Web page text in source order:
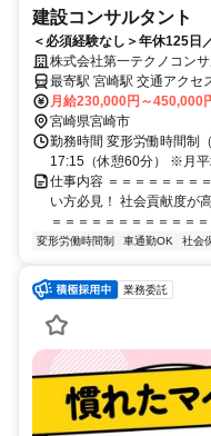
建設コンサルタント
＜必須経験なし＞年休125日
い福利厚生
株式会社第一テクノコン
最寄駅 宮崎駅 交通アクセス JR各線「宮崎駅」から車で約3分 ※車通
勤OK（無料駐車場完備）
月給230,000円～450,000
宮崎県宮崎市
勤務時間 変形労働時間制
17:15（休憩60分） ※月
仕事内容 ＝＝＝＝＝＝＝
い方必見！ 社会貢献度が
＝＝＝＝＝＝＝＝＝＝＝
変形労働時間制 車通勤OK 社会
業務委託